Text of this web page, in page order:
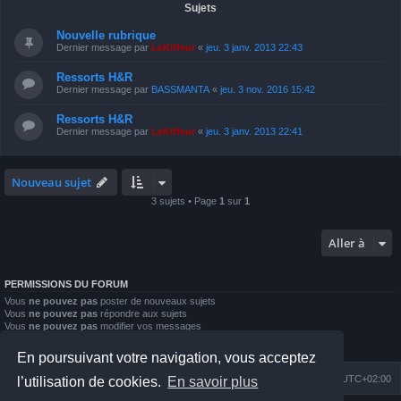
En poursuivant votre navigation, vous acceptez
l’utilisation de cookies. En savoir plus
Sujets
Nouvelle rubrique
Dernier message par LeKiffeur « jeu. 3 janv. 2013 22:43
Ressorts H&R
Dernier message par BASSMANTA « jeu. 3 nov. 2016 15:42
Ressorts H&R
Dernier message par LeKiffeur « jeu. 3 janv. 2013 22:41
Nouveau sujet
3 sujets • Page 1 sur 1
Aller à
PERMISSIONS DU FORUM
Vous ne pouvez pas poster de nouveaux sujets
Vous ne pouvez pas répondre aux sujets
Vous ne pouvez pas modifier vos messages
Vous
ne pouvez pas joindre des fichiers
Index du forum UTC+02:00
Nous contacter